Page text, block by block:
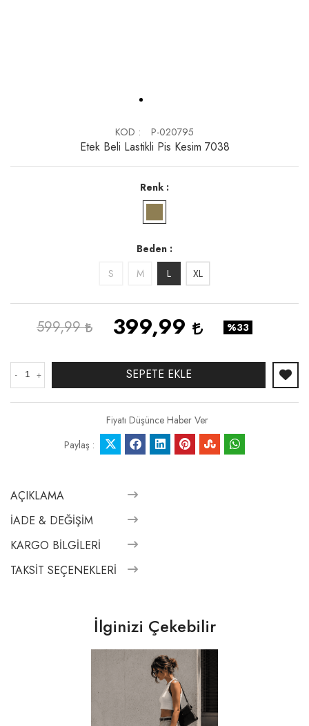
KOD P-020795
Etek Beli Lastikli Pis Kesim 7038
Renk
Beden
S
M L XL
599,99 399,99 %33
- + SEPETE EKLE
Fiyatı Düşünce Haber Ver
Paylaş :
AÇIKLAMA
İADE & DEĞIŞIM
KARGO BILGILERI
TAKSIT SEÇENEKLERI
İlginizi Çekebilir